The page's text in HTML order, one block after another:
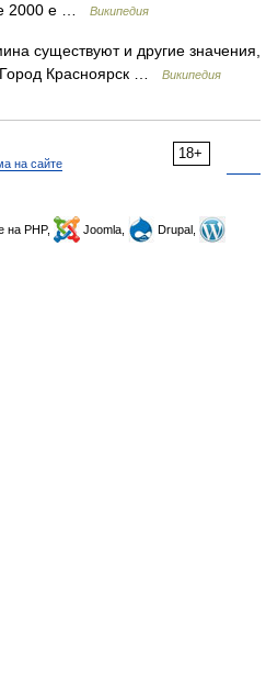
е 2000 е …
Википедия
существуют и другие значения,
Красноярск …
Википедия
18+
на сайте
на PHP, Joomla,
Drupal,